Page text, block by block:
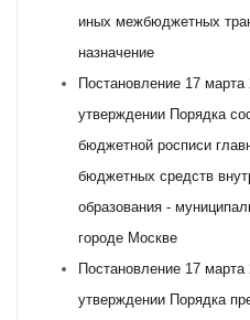
иных межбюджетных
назначение
Постановление 17
утверждении Порядка
бюджетной росписи
бюджетных средств
образования -
городе Москве
Постановление 17
утверждении Порядка